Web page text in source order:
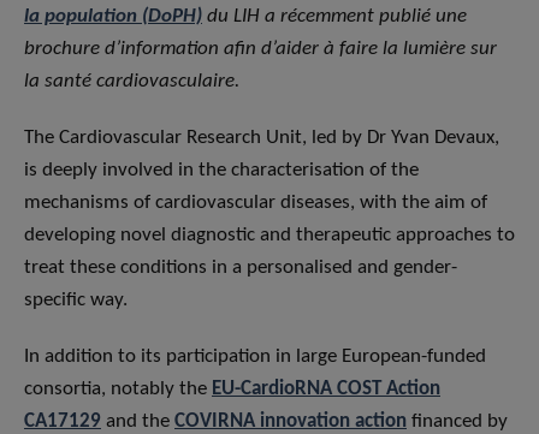
la population (DoPH) du LIH a récemment publié une
brochure d’information afin d’aider à faire la lumière sur
la santé cardiovasculaire.
The Cardiovascular Research Unit, led by Dr Yvan Devaux,
is deeply involved in the characterisation of the
mechanisms of cardiovascular diseases, with the aim of
developing novel diagnostic and therapeutic approaches to
treat these conditions in a personalised and gender-
specific way.
In addition to its participation in large European-funded
consortia, notably the EU-CardioRNA COST Action
CA17129 and the COVIRNA innovation action financed by